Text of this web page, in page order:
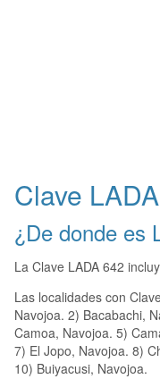
Clave
¿De donde es
La Clave LADA 642
Las localidades con
Navojoa. 2) Bacabachi,
Camoa, Navojoa. 5)
7) El Jopo, Navojoa. 8)
10) Buiyacusi, Navojoa.